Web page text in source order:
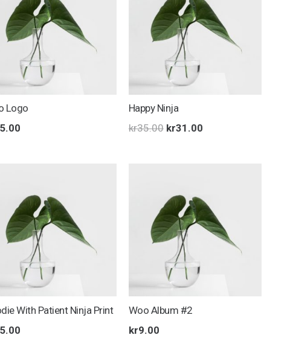
Logo
Happy Ninja
kr35.00 Opprinnelig
kr31.00Nåværende
With Patient Ninja Print
Woo Album #2
kr9.00